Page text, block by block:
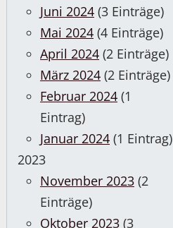
Juni 2024 (3 Einträge)
Mai 2024 (4 Einträge)
April 2024 (2 Einträge)
März 2024 (2 Einträge)
Februar 2024 (1
Eintrag)
Januar 2024 (1 Eintrag)
2023
November 2023 (2
Einträge)
Oktober 2023 (3